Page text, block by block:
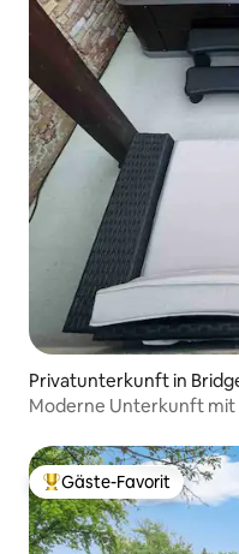
Privatunterkunft in
Moderne Unterkunft
Beliebter Gäste-Favorit.
Gäste-Favorit